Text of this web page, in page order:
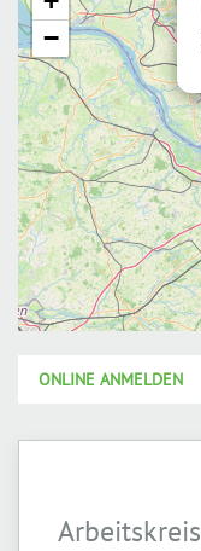
ONLINE ANMELDEN
Arbeitskreis